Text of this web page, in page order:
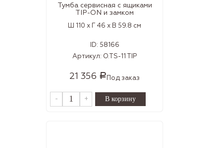
Тумба сервисная с ящиками
TIP-ON и замком
Ш 110 x Г 46 x В 59.8 см
ID: 58166
Артикул: O.TS-11 TIP
21 356 Р Под заказ
- +